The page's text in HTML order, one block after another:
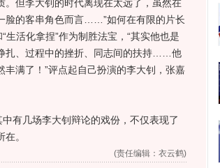
但李大钊的时代离现在太远了，虽然在
脸的客串角色而言……”如何在有限的片长
生活化拿捏”作为制胜法宝，“其实他也是
扎、过程中的挫折、同志间的扶持……他
满了！”评点起自己扮演的李大钊，张嘉
几场李大钊辩论的戏份，不仅表现了
。
(责任编辑：衣云鹤)